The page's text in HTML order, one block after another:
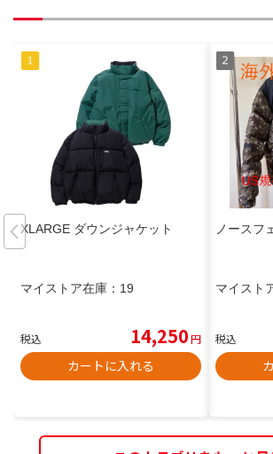
XLARGE ダウンジャケット
マイストア在庫： 19
税込 14,250円
カートに入れる
ノース
マイスト
税込